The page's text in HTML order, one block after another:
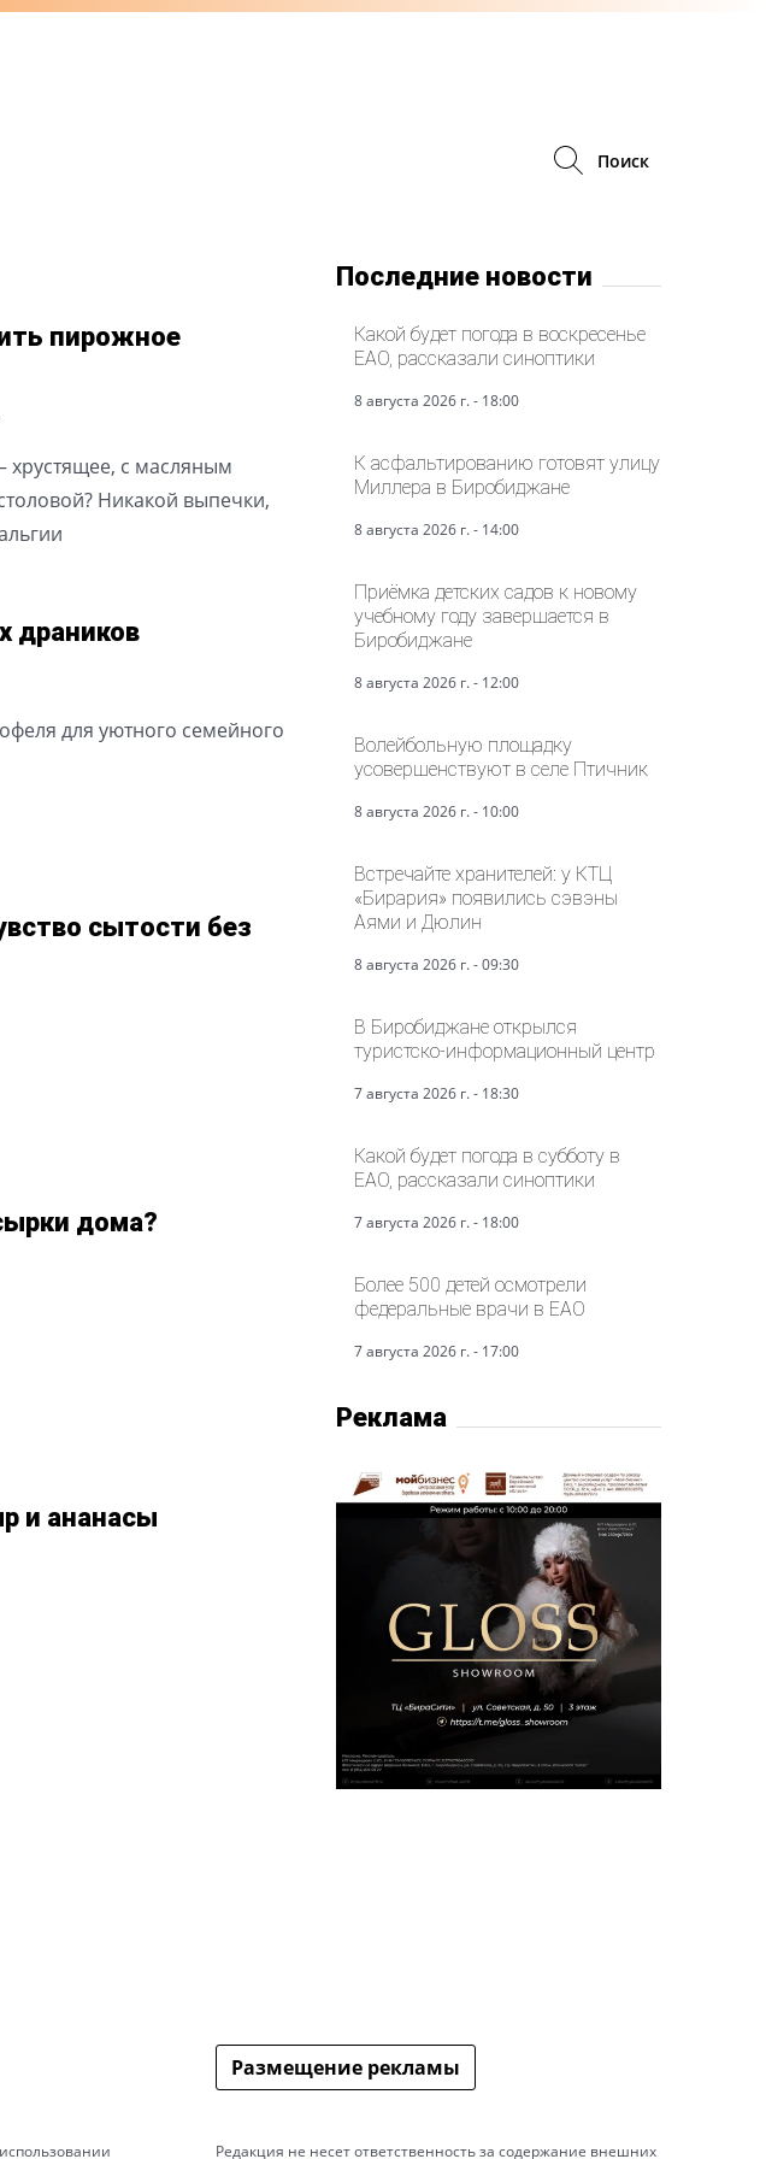
Поиск
пирожное
хрустящее, с масляным
Никакой выпечки,
драников
для уютного семейного
сытости без
дома?
и ананасы
Последние новости
Какой будет погода в воскресенье
ЕАО, рассказали синоптики
8 августа 2026 г. - 18:00
К асфальтированию готовят улицу
Миллера в Биробиджане
8 августа 2026 г. - 14:00
Приёмка детских садов к новому
учебному году завершается в
Биробиджане
8 августа 2026 г. - 12:00
Волейбольную площадку
усовершенствуют в селе Птичник
8 августа 2026 г. - 10:00
Встречайте хранителей: у КТЦ
«Бирария» появились сэвэны
Аями и Дюлин
8 августа 2026 г. - 09:30
В Биробиджане открылся
туристско-информационный центр
7 августа 2026 г. - 18:30
Какой будет погода в субботу в
ЕАО, рассказали синоптики
7 августа 2026 г. - 18:00
Более 500 детей осмотрели
федеральные врачи в ЕАО
7 августа 2026 г. - 17:00
Реклама
Размещение рекламы
Редакция не несет ответственность за содержание внешних